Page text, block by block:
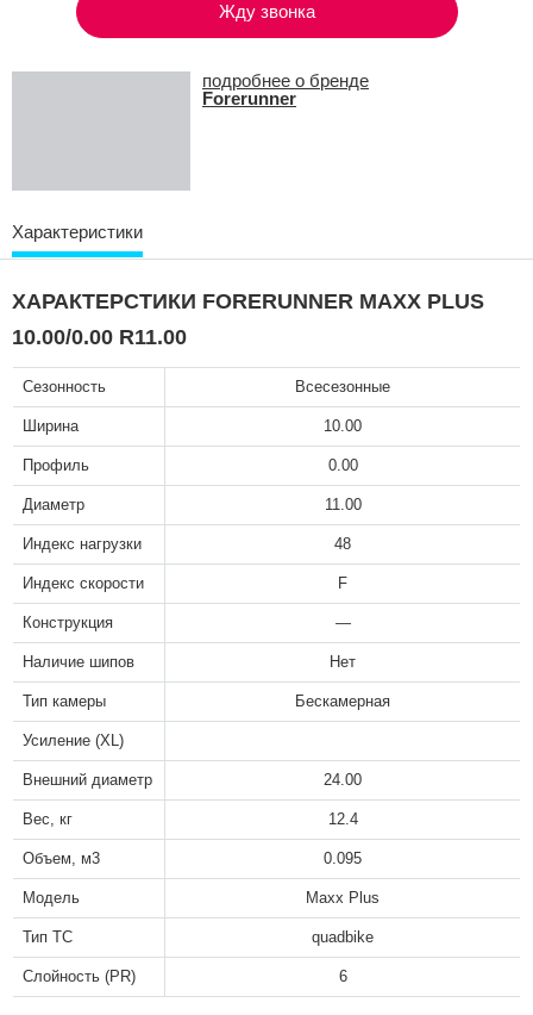
Жду звонка
подробнее о бренде
Forerunner
Характеристики
ХАРАКТЕРСТИКИ FORERUNNER MAXX PLUS
10.00/0.00 R11.00
Сезонность Всесезонные
Ширина 10.00
Профиль 0.00
Диаметр 11.00
Индекс нагрузки 48
Индекс скорости F
Конструкция —
Наличие шипов Нет
Тип камеры Бескамерная
Усиление (XL)
Внешний диаметр 24.00
Вес, кг 12.4
Объем, м3 0.095
Модель Maxx Plus
Тип ТС quadbike
Слойность (PR) 6